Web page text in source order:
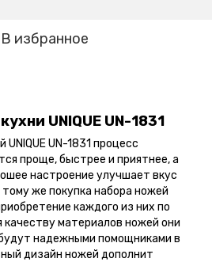
В избранное
UNIQUE UN-1831
UNIQUE UN-1831 процесс
проще, быстрее и приятнее, а
настроение улучшает вкус
же покупка набора ножей
каждого из них по
качеству материалов ножей они
надежными помощниками в
дизайн ножей дополнит